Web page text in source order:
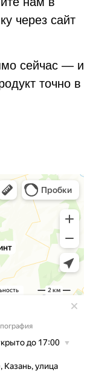
через сайт
сейчас — и
точно в